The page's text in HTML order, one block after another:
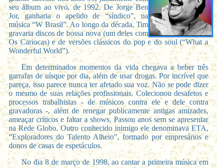
seu álbum ao vivo, de 1992. De Jorge Ben
Jor, ganharia o apelido de “síndico”, na
música “W Brasil”. Ao longo da década, Tim
gravaria discos de bossa nova (um deles com
Os Cariocas) e de versões clássicos do pop e do soul (“What a
Wonderful World”).
Em determinados momentos da vida chegava a beber três
garrafas de uísque por dia, além de usar drogas. Por incrível que
pareça, isso parece nunca ter afetado sua voz. Não se pode dizer
o mesmo de suas relações profissionais. Colecionou desafetos e
processos trabalhistas - de músicos contra ele e dele contra
gravadoras -, além de renegar publicamente antigas amizades,
ameaçar críticos e faltar a shows. Passou anos sem se apresentar
na Rede Globo. Outro conhecido inimigo ele denominava ETA,
“Exploradores do Talento Alheio”, formado por empresários e
donos de casas de espetáculos.
No dia 8 de março de 1998, ao cantar a primeira música em